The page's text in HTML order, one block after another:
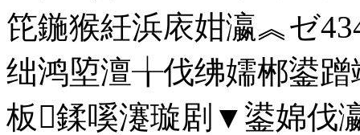
笓鍦猴紝浜庡姏瀛︽ゼ
绌鸿埅澶╁伐绋嬬郴鍙蹭
板鍒嗘瀽璇剧▼鍙婂伐